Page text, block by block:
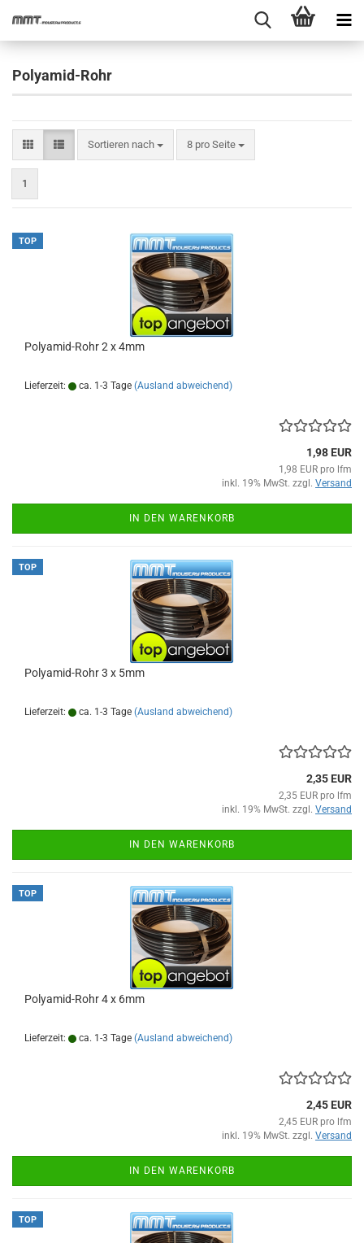
Polyamid-Rohr
Sortieren nach
Sortieren nach 8 pro Seite
pro Seite
1
TOP
Polyamid-Rohr 2 x 4mm
Lieferzeit: ca. 1-3 Tage (Ausland abweichend)
1,98 EUR
1,98 EUR pro lfm
inkl. 19% MwSt. zzgl. Versand
IN DEN WARENKORB
TOP
Polyamid-Rohr 3 x 5mm
Lieferzeit: ca. 1-3 Tage (Ausland abweichend)
2,35 EUR
2,35 EUR pro lfm
inkl. 19% MwSt. zzgl. Versand
IN DEN WARENKORB
TOP
Polyamid-Rohr 4 x 6mm
Lieferzeit: ca. 1-3 Tage (Ausland abweichend)
2,45 EUR
2,45 EUR pro lfm
inkl. 19% MwSt. zzgl. Versand
IN DEN WARENKORB
TOP